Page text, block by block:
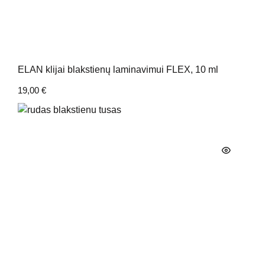
ELAN klijai blakstienų laminavimui FLEX, 10 ml
19,00 €